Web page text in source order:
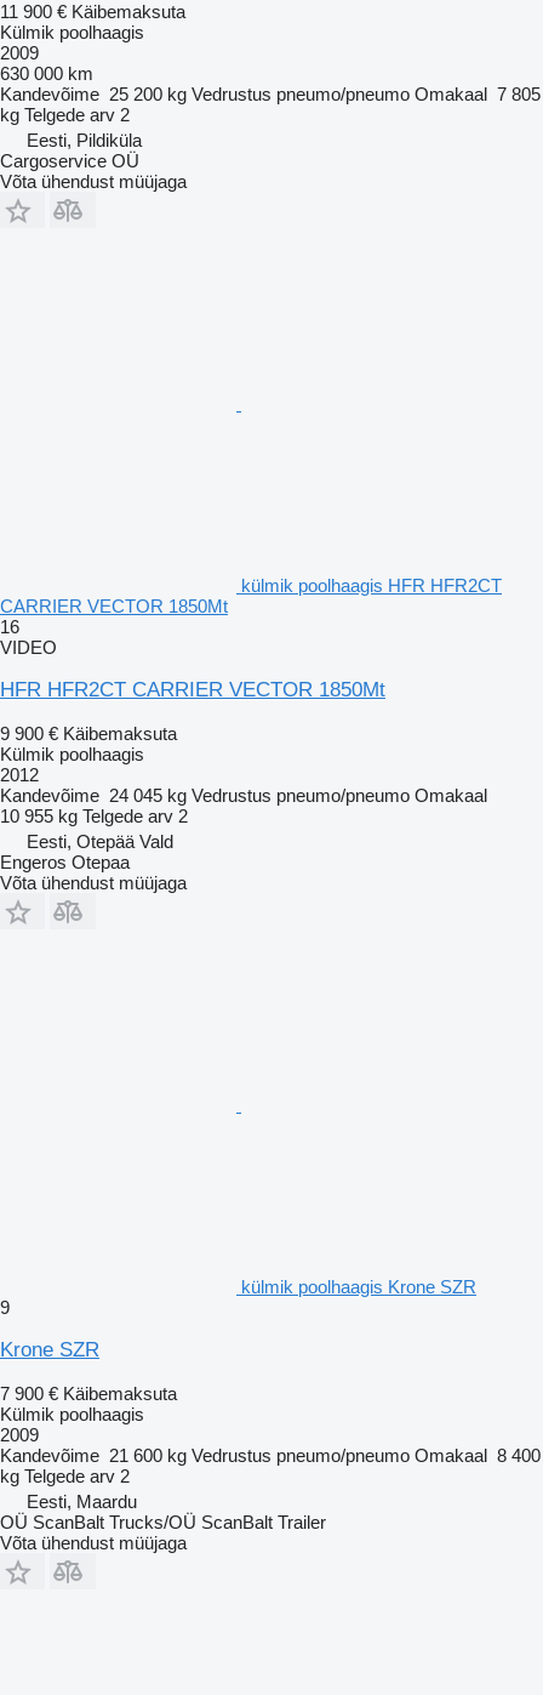
11 900 € Käibemaksuta
Külmik poolhaagis
2009
630 000 km
Kandevõime 25 200 kg Vedrustus pneumo/pneumo Omakaal 7 805
kg Telgede arv 2
Eesti, Pildiküla
Cargoservice OÜ
Võta ühendust müüjaga
külmik poolhaagis HFR HFR2CT
CARRIER VECTOR 1850Mt
16
VIDEO
HFR HFR2CT CARRIER VECTOR 1850Mt
9 900 € Käibemaksuta
Külmik poolhaagis
2012
Kandevõime 24 045 kg Vedrustus pneumo/pneumo Omakaal
10 955 kg Telgede arv 2
Eesti, Otepää Vald
Engeros Otepaa
Võta ühendust müüjaga
külmik poolhaagis Krone SZR
9
Krone SZR
7 900 € Käibemaksuta
Külmik poolhaagis
2009
Kandevõime 21 600 kg Vedrustus pneumo/pneumo Omakaal 8 400
kg Telgede arv 2
Eesti, Maardu
OÜ ScanBalt Trucks/OÜ ScanBalt Trailer
Võta ühendust müüjaga